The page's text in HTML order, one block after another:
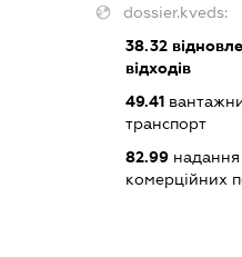
dossier.kveds:
38.32
відходів
49.41
транспорт
82.99надання
комерційних